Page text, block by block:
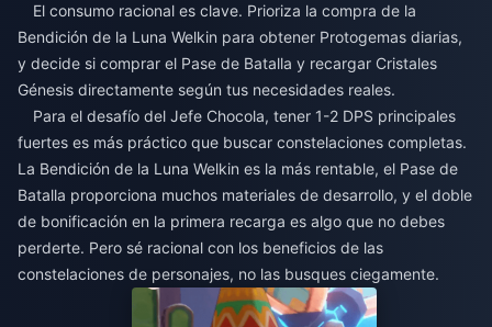
El consumo racional es clave. Prioriza la compra de la
Bendición de la Luna Welkin para obtener Protogemas diarias,
y decide si comprar el Pase de Batalla y recargar Cristales
Génesis directamente según tus necesidades reales.
Para el desafío del Jefe Chocola, tener 1-2 DPS principales
fuertes es más práctico que buscar constelaciones completas.
La Bendición de la Luna Welkin es la más rentable, el Pase de
Batalla proporciona muchos materiales de desarrollo, y el doble
de bonificación en la primera recarga es algo que no debes
perderte. Pero sé racional con los beneficios de las
constelaciones de personajes, no las busques ciegamente.